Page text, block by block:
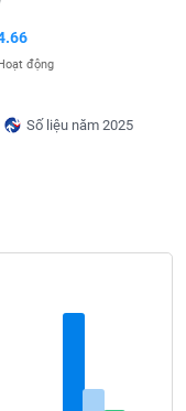
Số liệu năm 2025
động